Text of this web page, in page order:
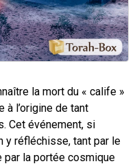
la mort du « calife »
à l’origine de tant
Cet événement, si
y réfléchisse, tant par le
par la portée cosmique